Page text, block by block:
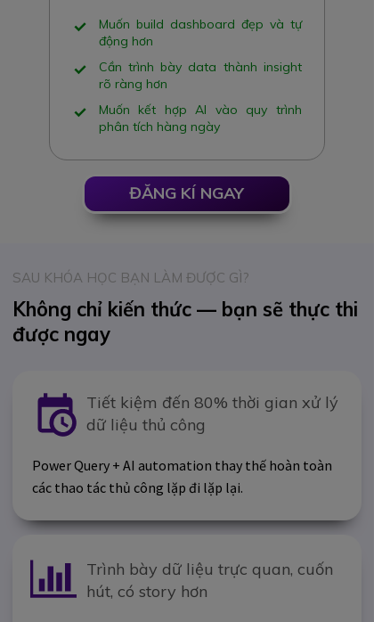
Muốn build dashboard đẹp và tự
động hơn
Cần trình bày data thành insight
rõ ràng hơn
Muốn kết hợp AI vào quy trình
phân tích hàng ngày
ĐĂNG KÍ NGAY
Không chỉ kiến thức — bạn sẽ thực thi
được ngay
SAU KHÓA HỌC BẠN LÀM ĐƯỢC GÌ?
Tiết kiệm đến 80% thời gian xử lý
dữ liệu thủ công
Power Query + AI automation thay thế hoàn toàn
các thao tác thủ công lặp đi lặp lại.
Trình bày dữ liệu trực quan, cuốn
hút, có story hơn